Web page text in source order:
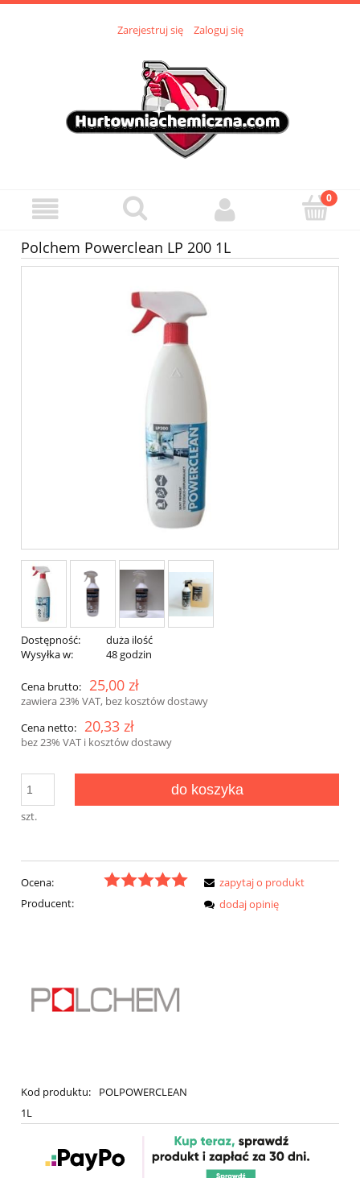
Zarejestruj się Zaloguj się
Polchem Powerclean LP 200 1L
Dostępność:
duża ilość
Wysyłka w:
48 godzin
Cena brutto: 25,00 zł
zawiera 23% VAT, bez kosztów dostawy
Cena netto: 20,33 zł
bez 23% VAT i kosztów dostawy
szt.
do koszyka
Ocena:
Producent:
Kod produktu:
POLPOWERCLEAN
1L
zapytaj o produkt
dodaj opinię